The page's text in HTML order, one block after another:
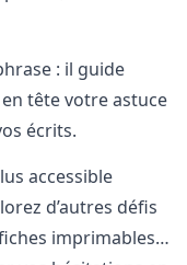
: il guide
tête votre astuce
écrits.
accessible
d’autres défis
imprimables…